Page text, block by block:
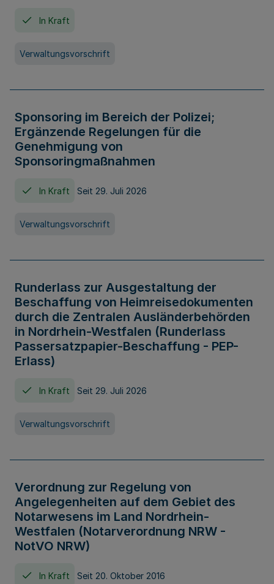
In Kraft
Verwaltungsvorschrift
Sponsoring im Bereich der Polizei;
Ergänzende Regelungen für die
Genehmigung von
Sponsoringmaßnahmen
In Kraft Seit 29. Juli 2026
Verwaltungsvorschrift
Runderlass zur Ausgestaltung der
Beschaffung von Heimreisedokumenten
durch die Zentralen Ausländerbehörden
in Nordrhein-Westfalen (Runderlass
Passersatzpapier-Beschaffung - PEP-
Erlass)
In Kraft Seit 29. Juli 2026
Verwaltungsvorschrift
Verordnung zur Regelung von
Angelegenheiten auf dem Gebiet des
Notarwesens im Land Nordrhein-
Westfalen (Notarverordnung NRW -
NotVO NRW)
In Kraft Seit 20. Oktober 2016